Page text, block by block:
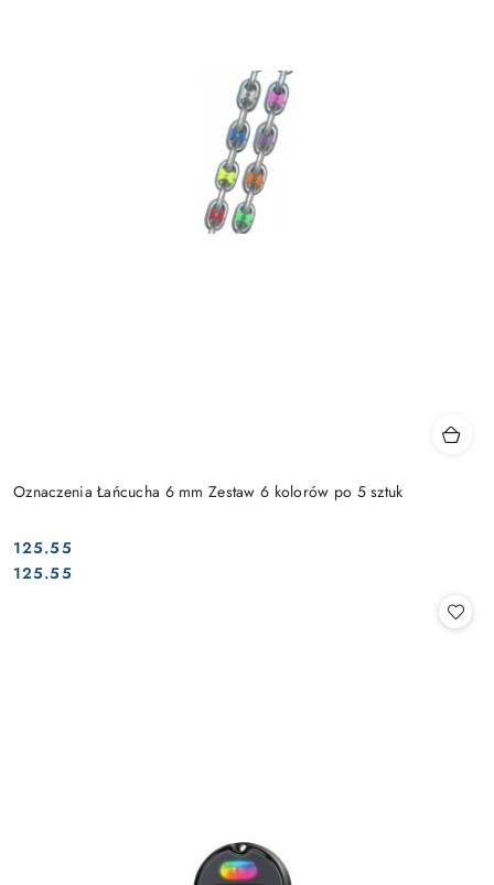
Oznaczenia Łańcucha 6 mm Zestaw 6 kolorów po 5 sztuk
Cena:
125.55
Cena:
125.55